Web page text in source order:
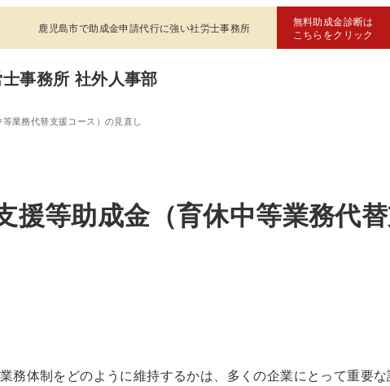
鹿児島市で助成金申請代行に強い社労士事務所
無料助成金診断は
こちらをクリック
事務所 社外人事部
業務代替支援コース）の見直し
援等助成金（育休中等業務代
務体制をどのように維持するかは、多くの企業にとって重要